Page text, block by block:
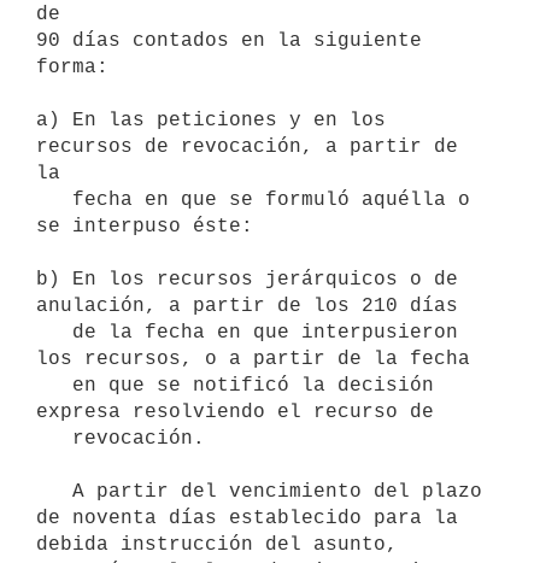
de
90 días contados en la siguiente
forma:
a) En las peticiones y en los
recursos de revocación, a partir de
la
se interpuso éste:
b) En los recursos jerárquicos o de
anulación, a partir de los 210 días
los recursos, o a partir de la fecha
expresa resolviendo el recurso de
de noventa días establecido para la
debida instrucción del asunto,